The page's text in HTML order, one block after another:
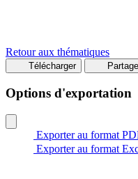
Retour aux thématiques
Télécharger
Options d'exportation
Exporter au format
Exporter au format